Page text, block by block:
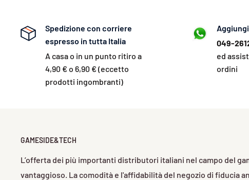
Spedizione con corriere
espresso in tutta Italia
A casa o in un punto ritiro a
4,90 € o 6,90 € (eccetto
prodotti ingombranti)
049-
ed
ordini
GAMESIDE&TECH
L’offerta dei più importanti distributori italiani nel campo del
vantaggioso. La comodità e l'affidabilità del negozio di fiducia